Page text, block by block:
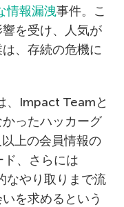
情報漏洩事件。こ
を受け、人気が
、存続の危機に
、Impact Teamと
ったハッカーグ
上の会員情報の
、さらには
なやり取りまで流
を求めるという